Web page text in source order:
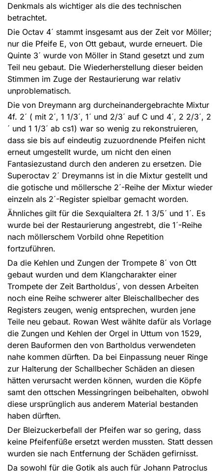
Denkmals als wichtiger als die des technischen
betrachtet.
Die Octav 4´ stammt insgesamt aus der Zeit vor Möller;
nur die Pfeife E, von Ott gebaut, wurde erneuert. Die
Quinte 3´ wurde von Möller in Stand gesetzt und zum
Teil neu gebaut. Die Wiederherstellung dieser beiden
Stimmen im Zuge der Restaurierung war relativ
unproblematisch.
Die von Dreymann arg durcheinandergebrachte Mixtur
4f. 2´ ( mit 2´, 1 1/3´, 1´ und 2/3´ auf C und 4´, 2 2/3´, 2
´ und 1 1/3´ ab cs1) war so wenig zu rekonstruieren,
dass sie bis auf eindeutig zuzuordnende Pfeifen nicht
erneut umgestellt wurde, um nicht den einen
Fantasiezustand durch den anderen zu ersetzen. Die
Superoctav 2´ Dreymanns ist in die Mixtur gestellt und
die gotische und möllersche 2´-Reihe der Mixtur wieder
einzeln als 2´-Register spielbar gemacht worden.
Ähnliches gilt für die Sexquialtera 2f. 1 3/5´ und 1´. Es
wurde bei der Restaurierung angestrebt, die 1´-Reihe
nach möllerschem Vorbild ohne Repetition
fortzuführen.
Da die Kehlen und Zungen der Trompete 8´ von Ott
gebaut wurden und dem Klangcharakter einer
Trompete der Zeit Bartholdus´, von dessen Arbeiten
noch eine Reihe schwerer alter Bleischallbecher des
Registers zeugen, wenig entsprechen, wurden jene
Teile neu gebaut. Rowan West wählte dafür als Vorlage
die Zungen und Kehlen der Orgel in Uttum von 1529,
deren Bauformen den von Bartholdus verwendeten
nahe kommen dürften. Da bei Einpassung neuer Ringe
zur Halterung der Schallbecher Schäden an diesen
hätten verursacht werden können, wurden die Köpfe
samt den ottschen Messingringen beibehalten, obwohl
diese ursprünglich aus anderem Material bestanden
haben dürften.
Der Bleizuckerbefall der Pfeifen war so gering, dass
keine Pfeifenfüße ersetzt werden mussten. Statt dessen
wurden sie nach Entfernung der Schäden gefirnisst.
Da sowohl für die Gotik als auch für Johann Patroclus